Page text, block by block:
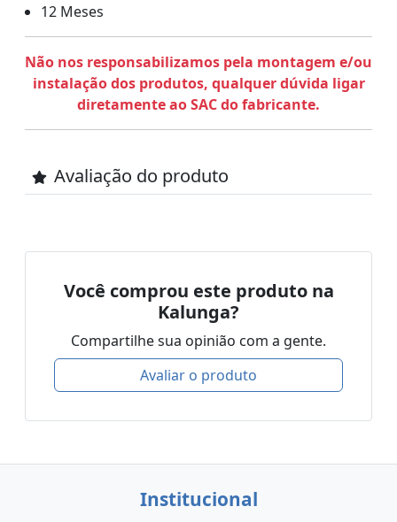
12 Meses
Não nos responsabilizamos pela montagem e/ou
instalação dos produtos, qualquer dúvida ligar
diretamente ao SAC do fabricante.
Avaliação do produto
Você comprou este produto na
Kalunga?
Compartilhe sua opinião com a gente.
Avaliar o produto
Institucional